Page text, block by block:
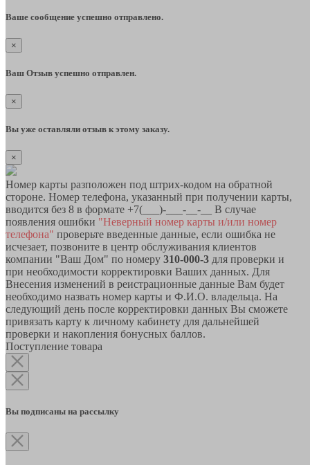
Ваше сообщение успешно отправлено.
×
Ваш Отзыв успешно отправлен.
×
Вы уже оставляли отзыв к этому заказу.
×
Номер карты разположен под штрих-кодом на обратной
стороне. Номер телефона, указанный при получении карты,
вводится без 8 в формате +7(___)-___-__-__ В случае
появления ошибки "Неверный номер карты и/или номер
телефона" проверьте введенные данные, если ошибка не
исчезает, позвоните в центр обслуживания клиентов
компании "Ваш Дом" по номеру 310-000-3 для проверки и
при необходимости корректировки Ваших данных. Для
Внесения изменений в реистрационные данные Вам будет
необходимо назвать номер карты и Ф.И.О. владельца. На
следующий день после корректировки данных Вы сможете
привязать карту к личному кабинету для дальнейшей
проверки и накопления бонусных баллов.
Поступление товара
Вы подписаны на рассылку